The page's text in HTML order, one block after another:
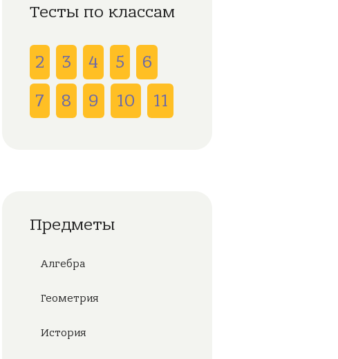
Тесты по классам
2 3 4 5
6
7
8 9 10 11
Предметы
Алгебра
Геометрия
История